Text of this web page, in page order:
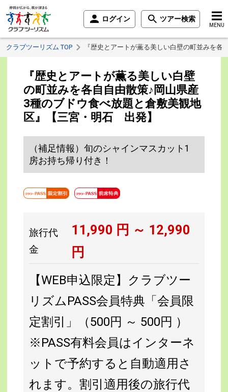
ログイン ツアー検索
MENU
クラブツーリズム TOP 『歴史とアートが薫る美しい白壁の町並みを
『歴史とアートが薫る美しい白壁
の町並みを各自自由散策♪岡山県産
3種のブドウ食べ放題と倉敷美観地
区』【三宮・明石 出発】
（補足情報）旬のシャインマスカット1
房お持ち帰り付き！
旅行代
金
11,990 円 ～ 12,990
円
【WEB申込限定】クラブツー
リズムPASS会員特典「会員限
定割引」（500円 ～ 500円 ）
※PASS有料会員はインターネ
ットで予約すると自動適用さ
れます。割引適用後の旅行代